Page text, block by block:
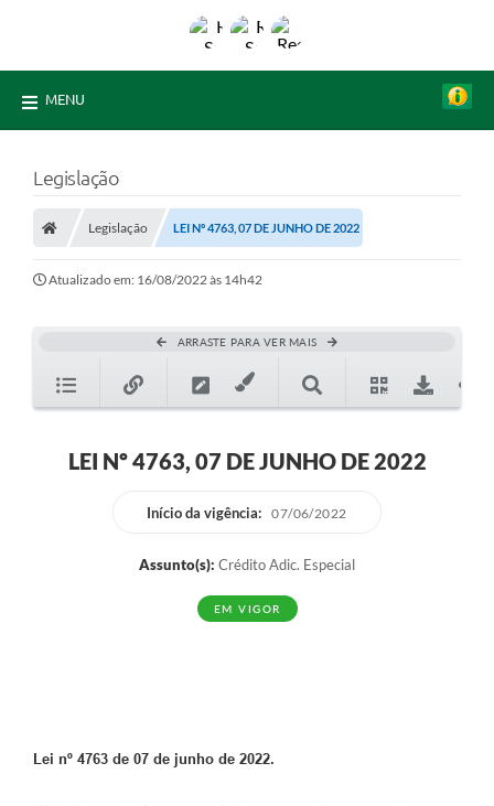
MENU
Legislação
Legislação LEI Nº 4763, 07 DE JUNHO DE 2022
Atualizado em: 16/08/2022 às 14h42
ARRASTE PARA VER MAIS
LEI Nº 4763, 07 DE JUNHO DE 2022
Início da vigência: 07/06/2022
Assunto(s): Crédito Adic. Especial
EM VIGOR
Lei nº 4763 de 07 de junho de 2022.